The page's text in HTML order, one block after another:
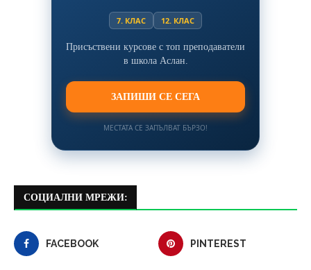
7. КЛАС 12. КЛАС
Присъствени курсове с топ преподаватели
в школа Аслан.
ЗАПИШИ СЕ СЕГА
МЕСТАТА СЕ ЗАПЪЛВАТ БЪРЗО!
СОЦИАЛНИ МРЕЖИ:
FACEBOOK PINTEREST